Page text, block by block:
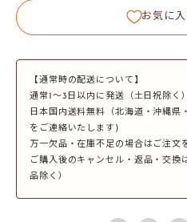
お気に
【通常時の配送について】
通常1～3日以内に発送（土日祝除く）
日本国内送料無料（北海道・沖縄県
をご連絡いたします)
万一欠品・在庫不足の場合はご注文
ご購入後のキャンセル・返品・交換
品除く）